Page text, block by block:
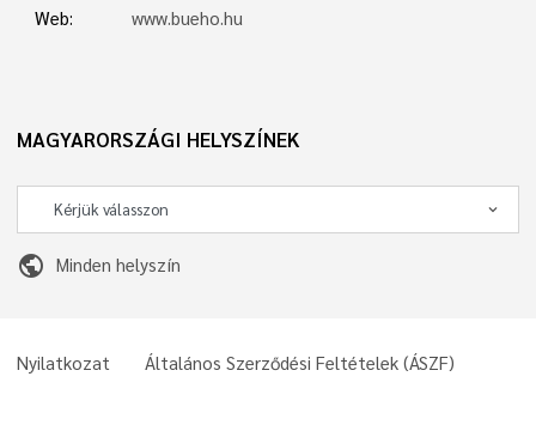
Web:
www.bueho.hu
MAGYARORSZÁGI HELYSZÍNEK
public Minden helyszín
Nyilatkozat Általános Szerződési Feltételek (ÁSZF)